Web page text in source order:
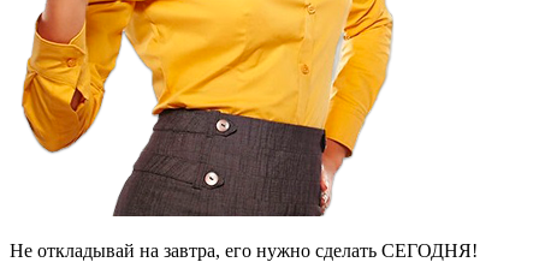
Не откладывай на завтра, его нужно сделать СЕГОДНЯ!